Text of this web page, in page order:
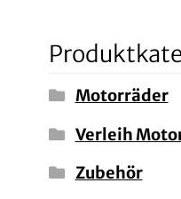
Motorräder
Verleih
Zubehör